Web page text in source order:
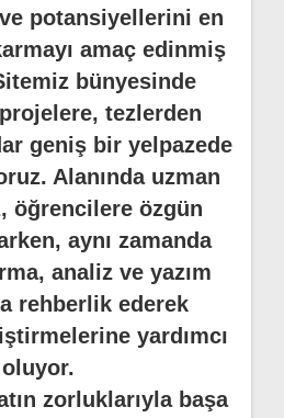
potansiyellerini en
amaç edinmiş
bünyesinde
tezlerden
geniş bir yelpazede
Alanında uzman
öğrencilere özgün
aynı zamanda
analiz ve yazım
rehberlik ederek
yardımcı
oluyor.
zorluklarıyla başa